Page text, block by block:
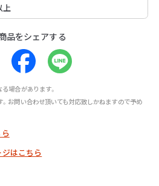
上
品をシェアする
場合があります。
お問い合わせ頂いても対応致しかねますので予め
はこちら